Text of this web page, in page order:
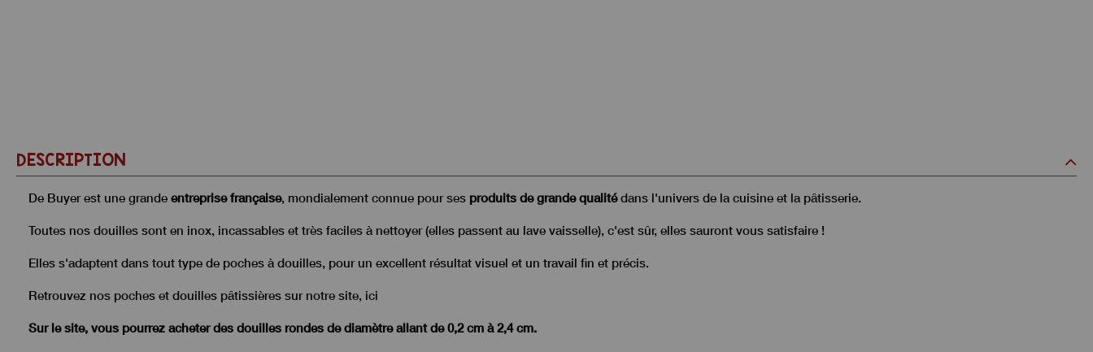
DESCRIPTION
De Buyer est une grande entreprise française, mondialement connue pour ses produits de grande qualitédans l'univers de la cuisine et la pâtisserie.
Toutes nos douilles sont en inox, incassables et très faciles à nettoyer (elles passent au lave vaisselle), c'est sûr, elles sauront vous satisfaire !
Elles s'adaptent dans tout type de poches à douilles, pour un excellent résultat visuel et un travail fin et précis.
Retrouvez nos poches et douilles pâtissières sur notre site, ici
Sur le site, vous pourrez acheter des douilles rondes de diamètre allant de 0,2 cm à 2,4 cm.